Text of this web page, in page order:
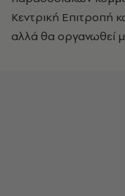
Κεντρική Επιτροπή
αλλά θα οργανωθεί